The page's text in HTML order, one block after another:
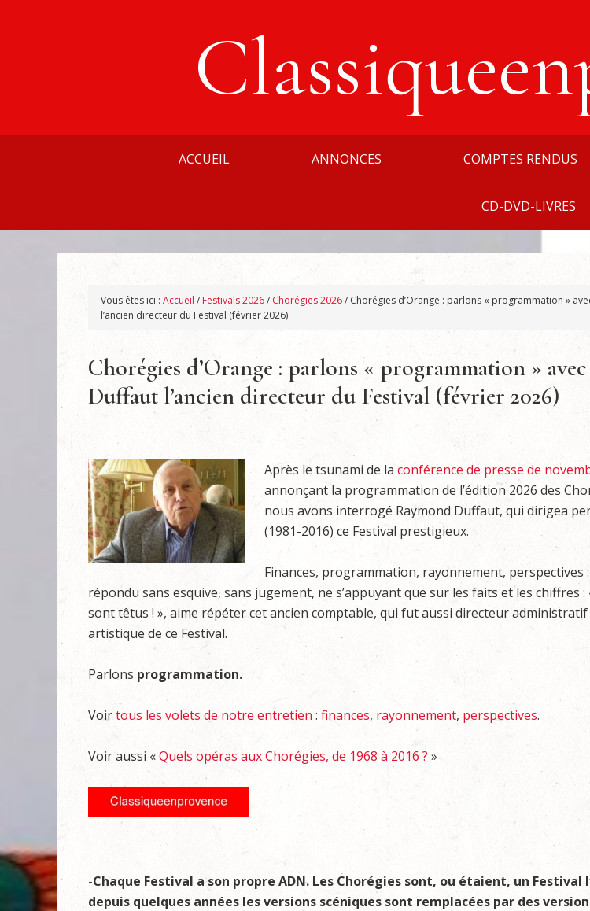
ACCUEIL ANNONCES COMPTES RENDUS
CD-DVD-LIVRES
Vous êtes ici : Accueil / Festivals 2026/ Chorégies 2026/ Chorégies d’Orange : parlons « programmation »
l’ancien directeur du Festival (février 2026)
Chorégies d’Orange : parlons « programmation »
Duffaut l’ancien directeur du Festival (février 2026)
Après le tsunami de la conférence de presse de
annonçant la programmation de l’édition 2026 des
nous avons interrogé Raymond Duffaut, qui dirigea
(1981-2016) ce Festival prestigieux.
Finances, programmation, rayonnement, perspectives
répondu sans esquive, sans jugement, ne s’appuyant que sur les faits et les chiffres :
sont têtus ! », aime répéter cet ancien comptable, qui fut aussi directeur
artistique de ce Festival.
Parlons programmation.
Voirtous les volets de notre entretien: finances, rayonnement, perspectives.
Voir aussi «Quels opéras aux Chorégies, de 1968 à 2016 ? »
-Chaque Festival a son propre ADN. Les Chorégies sont, ou étaient, un Festival
depuis quelques années les versions scéniques sont remplacées par des